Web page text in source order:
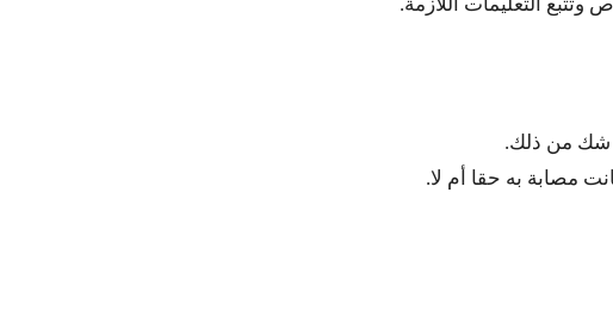
شك من ذلك.
مصابة به حقا أم لا.